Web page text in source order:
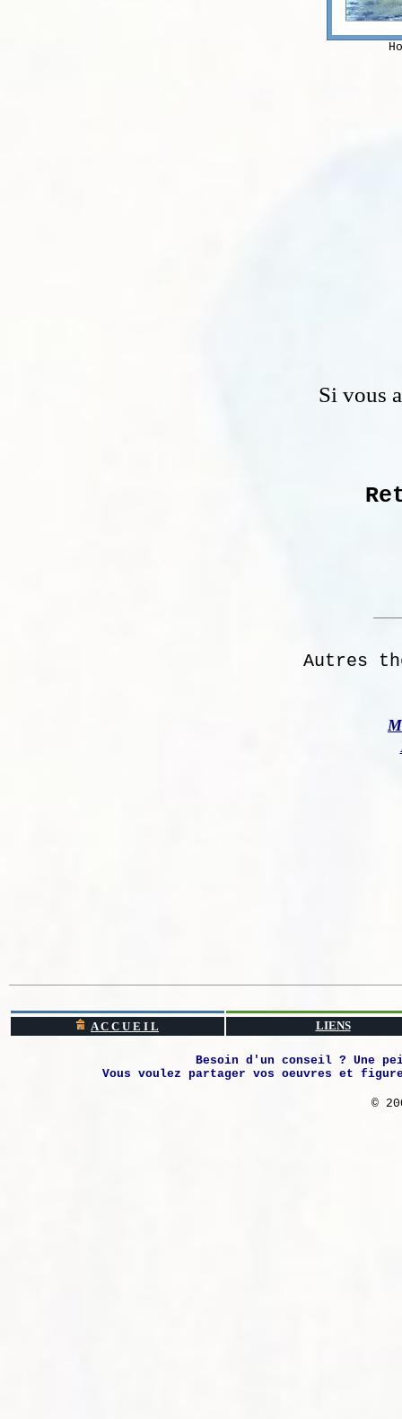
Si vous
Autres
A C C U E I L LIENS
Besoin d'un conseil ? Une
Vous voulez partager vos oeuvres et
©